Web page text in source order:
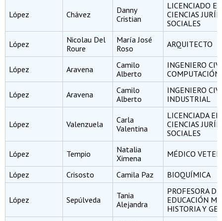
López Chávez
Danny
Cristian
LICENCIADO EN
CIENCIAS
SOCIALES
López
Nicolau Del
Roure
María José
Roso
ARQUITECTO
López Aravena
Camilo
Alberto
INGENIERO
COMPUTACIÓN
López Aravena
Camilo
Alberto
INGENIERO
INDUSTRIAL
López Valenzuela
Carla
Valentina
LICENCIADA EN
CIENCIAS
SOCIALES
López Tempio
Natalia
Ximena
MÉDICO
López Crisosto Camila Paz BIOQUÍMICA
López Sepúlveda
Tania
Alejandra
PROFESORA DE
EDUCACIÓN
HISTORIA Y